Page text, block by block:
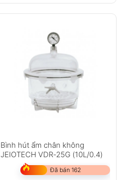
Bình hút ẩm chân không
JEIOTECH VDR-25G (10L/0.4)
Đã bán 162